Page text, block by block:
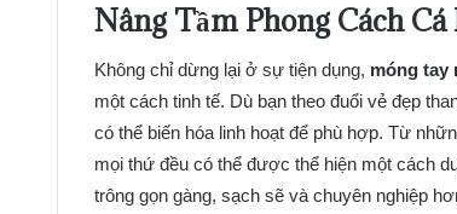
Nâng Tầm Phong Cách Cá
Không chỉ dừng lại ở sự tiện dụng, móng tay
một cách tinh tế. Dù bạn theo đuổi vẻ đẹp
có thể biến hóa linh hoạt để phù hợp. Từ
mọi thứ đều có thể được thể hiện một cách
trông gọn gàng, sạch sẽ và chuyên nghiệp